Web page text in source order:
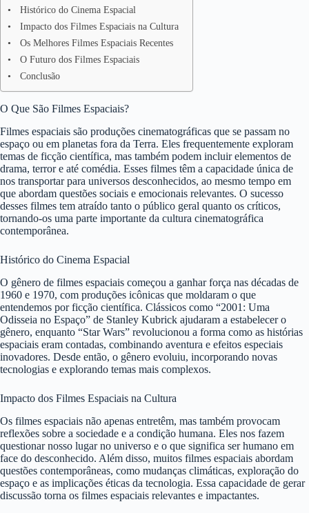
Histórico do Cinema Espacial
Impacto dos Filmes Espaciais na Cultura
Os Melhores Filmes Espaciais Recentes
O Futuro dos Filmes Espaciais
Conclusão
O Que São Filmes Espaciais?
Filmes espaciais são produções cinematográficas que se passam no
espaço ou em planetas fora da Terra. Eles frequentemente exploram
temas de ficção científica, mas também podem incluir elementos de
drama, terror e até comédia. Esses filmes têm a capacidade única de
nos transportar para universos desconhecidos, ao mesmo tempo em
que abordam questões sociais e emocionais relevantes. O sucesso
desses filmes tem atraído tanto o público geral quanto os críticos,
tornando-os uma parte importante da cultura cinematográfica
contemporânea.
Histórico do Cinema Espacial
O gênero de filmes espaciais começou a ganhar força nas décadas de
1960 e 1970, com produções icônicas que moldaram o que
entendemos por ficção científica. Clássicos como “2001: Uma
Odisseia no Espaço” de Stanley Kubrick ajudaram a estabelecer o
gênero, enquanto “Star Wars” revolucionou a forma como as histórias
espaciais eram contadas, combinando aventura e efeitos especiais
inovadores. Desde então, o gênero evoluiu, incorporando novas
tecnologias e explorando temas mais complexos.
Impacto dos Filmes Espaciais na Cultura
Os filmes espaciais não apenas entretêm, mas também provocam
reflexões sobre a sociedade e a condição humana. Eles nos fazem
questionar nosso lugar no universo e o que significa ser humano em
face do desconhecido. Além disso, muitos filmes espaciais abordam
questões contemporâneas, como mudanças climáticas, exploração do
espaço e as implicações éticas da tecnologia. Essa capacidade de gerar
discussão torna os filmes espaciais relevantes e impactantes.